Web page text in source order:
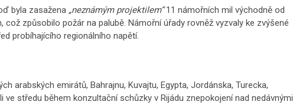
byla zasažena „neznámým projektilem“11 námořních mil východně od
což způsobilo požár na palubě. Námořní úřady rovněž vyzvaly ke zvýšené
probíhajícího regionálního napětí.
arabských emirátů, Bahrajnu, Kuvajtu, Egypta, Jordánska, Turecka,
ve středu během konzultační schůzky v Rijádu znepokojení nad nedávnými